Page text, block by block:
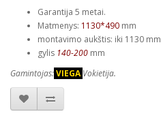
Garantija 5 metai.
Matmenys: 1130*490 mm
montavimo aukštis: iki 1130 mm
gylis 140-200 mm
Gamintojas:VIEGA Vokietija.